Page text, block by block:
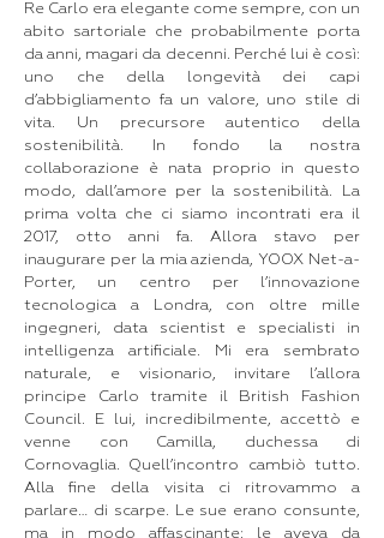
Re Carlo era elegante come sempre, con un
abito sartoriale che probabilmente porta
da anni, magari da decenni. Perché lui è così:
uno che della longevità dei capi
d’abbigliamento fa un valore, uno stile di
vita. Un precursore autentico della
sostenibilità. In fondo la nostra
collaborazione è nata proprio in questo
modo, dall’amore per la sostenibilità. La
prima volta che ci siamo incontrati era il
2017, otto anni fa. Allora stavo per
inaugurare per la mia azienda, YOOX Net-a-
Porter, un centro per l’innovazione
tecnologica a Londra, con oltre mille
ingegneri, data scientist e specialisti in
intelligenza artificiale. Mi era sembrato
naturale, e visionario, invitare l’allora
principe Carlo tramite il British Fashion
Council. E lui, incredibilmente, accettò e
venne con Camilla, duchessa di
Cornovaglia. Quell’incontro cambiò tutto.
Alla fine della visita ci ritrovammo a
parlare… di scarpe. Le sue erano consunte,
ma in modo affascinante: le aveva da